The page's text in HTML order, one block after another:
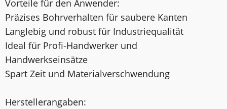
Vorteile für den Anwender:
Präzises Bohrverhalten für saubere Kanten
Langlebig und robust für Industriequalität
Ideal für Profi-Handwerker und
Handwerkseinsätze
Spart Zeit und Materialverschwendung
Herstellerangaben: